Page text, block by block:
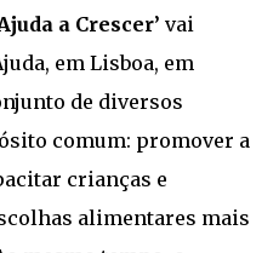
a Crescer’ vai
em Lisboa, em
de diversos
comum: promover a
crianças e
alimentares mais